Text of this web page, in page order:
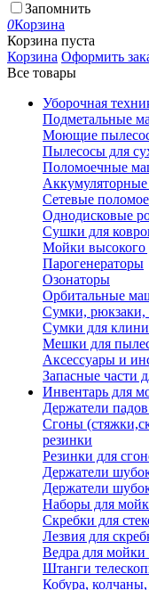
Запомнить
0Корзина
Корзина пуста
Корзина Оформить
Все товары
Уборочная
Подметальные
Моющие
Пылесосы для
Поломоечные
Сетевые
Однодисковые
Сушки для
Мойки высокого
Парогенераторы
Озонаторы
Орбитальные
Сумки, рюкзаки,
Сумки для
Мешки для
Аксессуары и
Запасные части
Инвентарь для
Держатели
Сгоны
резинки
Резинки для
Держатели
Держатели
Наборы для
Скребки для
Лезвия для
Ведра для мойки
Штанги
Кобура,